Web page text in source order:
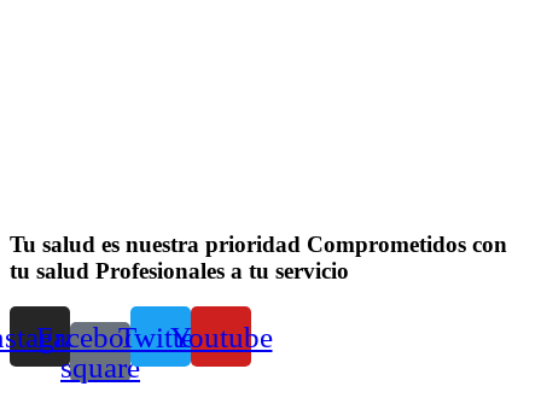
Tu salud es nuestra prioridad Comprometidos con
tu salud Profesionales a tu servicio
Facebook-
square
TwitterYoutube